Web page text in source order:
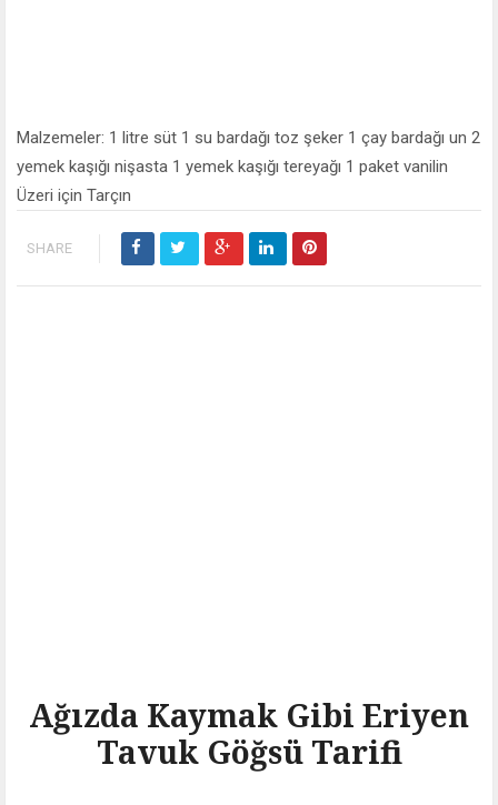
Malzemeler: 1 litre süt 1 su bardağı toz şeker 1 çay bardağı un 2
yemek kaşığı nişasta 1 yemek kaşığı tereyağı 1 paket vanilin
Üzeri için Tarçın
SHARE
Ağızda Kaymak Gibi Eriyen
Tavuk Göğsü Tarifi